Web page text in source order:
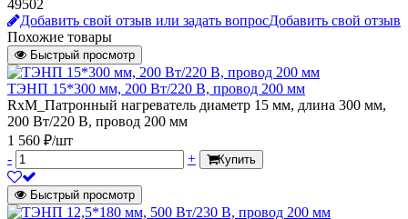
49502
Добавить свой отзыв или задать вопросДобавить свой отзыв
Похожие товары
Быстрый просмотр
ТЭНП 15*300 мм, 200 Вт/220 В, провод 200 мм
RxM_Патронный нагреватель диаметр 15 мм, длина 300 мм,
200 Вт/220 В, провод 200 мм
1 560 ₽/шт
-
+ Купить
Быстрый просмотр